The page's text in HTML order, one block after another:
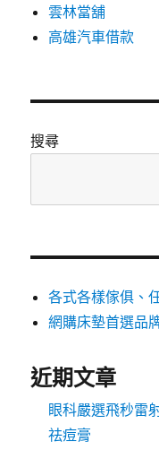
雲林當舖
高雄汽車借款
搜尋
各式各樣傢俱、
網購床墊首選品
近期文章
眼科嚴選飛秒雷
祛痘膏